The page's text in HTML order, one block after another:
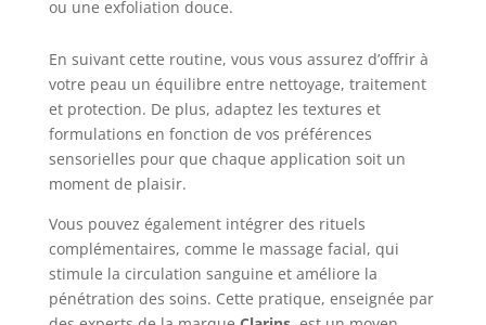
ou une exfoliation douce.
En suivant cette routine, vous vous assurez d’offrir à
votre peau un équilibre entre nettoyage, traitement
et protection. De plus, adaptez les textures et
formulations en fonction de vos préférences
sensorielles pour que chaque application soit un
moment de plaisir.
Vous pouvez également intégrer des rituels
complémentaires, comme le massage facial, qui
stimule la circulation sanguine et améliore la
pénétration des soins. Cette pratique, enseignée par